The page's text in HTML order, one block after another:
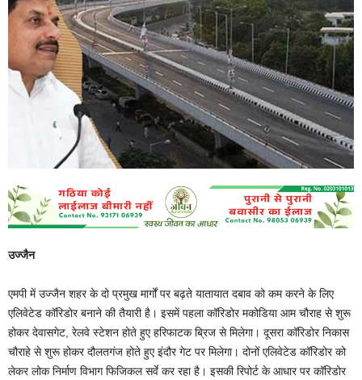
उज्जैन
एमपी में उज्जैन शहर के दो प्रमुख मार्गों पर बढ़ते यातायात दबाव को कम करने के लिए
एलिवेटेड कॉरिडोर बनाने की तैयारी है। इसमें पहला कॉरिडोर मकोडिया आम चौराह से शुरू
होकर देवासगेट, रेलवे स्टेशन होते हुए हरिफाटक ब्रिज से मिलेगा। दूसरा कॉरिडोर निकास
चौराहे से शुरू होकर दौलतगंज होते हुए इंदौर गेट पर मिलेगा। दोनों एलिवेटेड कॉरिडोर को
लेकर लोक निर्माण विभाग फिजिकल सर्वे कर रहा है। इसकी रिपोर्ट के आधार पर कॉरिडोर